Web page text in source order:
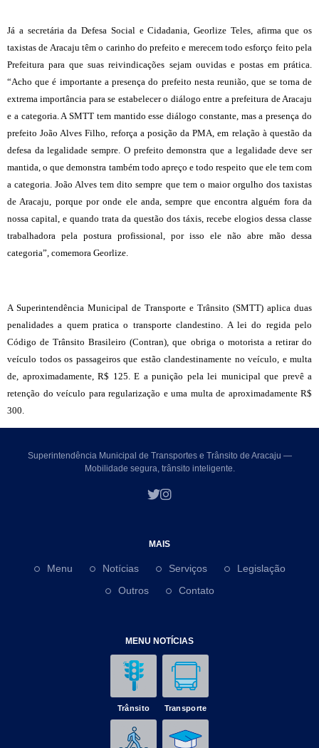
Já a secretária da Defesa Social e Cidadania, Georlize Teles, afirma que os
taxistas de Aracaju têm o carinho do prefeito e merecem todo esforço feito pela
Prefeitura para que suas reivindicações sejam ouvidas e postas em prática.
“Acho que é importante a presença do prefeito nesta reunião, que se torna de
extrema importância para se estabelecer o diálogo entre a prefeitura de Aracaju
e a categoria. A SMTT tem mantido esse diálogo constante, mas a presença do
prefeito João Alves Filho, reforça a posição da PMA, em relação à questão da
defesa da legalidade sempre. O prefeito demonstra que a legalidade deve ser
mantida, o que demonstra também todo apreço e todo respeito que ele tem com
a categoria. João Alves tem dito sempre que tem o maior orgulho dos taxistas
de Aracaju, porque por onde ele anda, sempre que encontra alguém fora da
nossa capital, e quando trata da questão dos táxis, recebe elogios dessa classe
trabalhadora pela postura profissional, por isso ele não abre mão dessa
categoria”, comemora Georlize.
A Superintendência Municipal de Transporte e Trânsito (SMTT) aplica duas
penalidades a quem pratica o transporte clandestino. A lei do regida pelo
Código de Trânsito Brasileiro (Contran), que obriga o motorista a retirar do
veículo todos os passageiros que estão clandestinamente no veículo, e multa
de, aproximadamente, R$ 125. E a punição pela lei municipal que prevê a
retenção do veículo para regularização e uma multa de aproximadamente R$
300.
Superintendência Municipal de Transportes e Trânsito de Aracaju —
Mobilidade segura, trânsito inteligente.
MAIS
Menu Notícias Serviços
Legislação
Outros
Contato
MENU NOTÍCIAS
Trânsito Transporte